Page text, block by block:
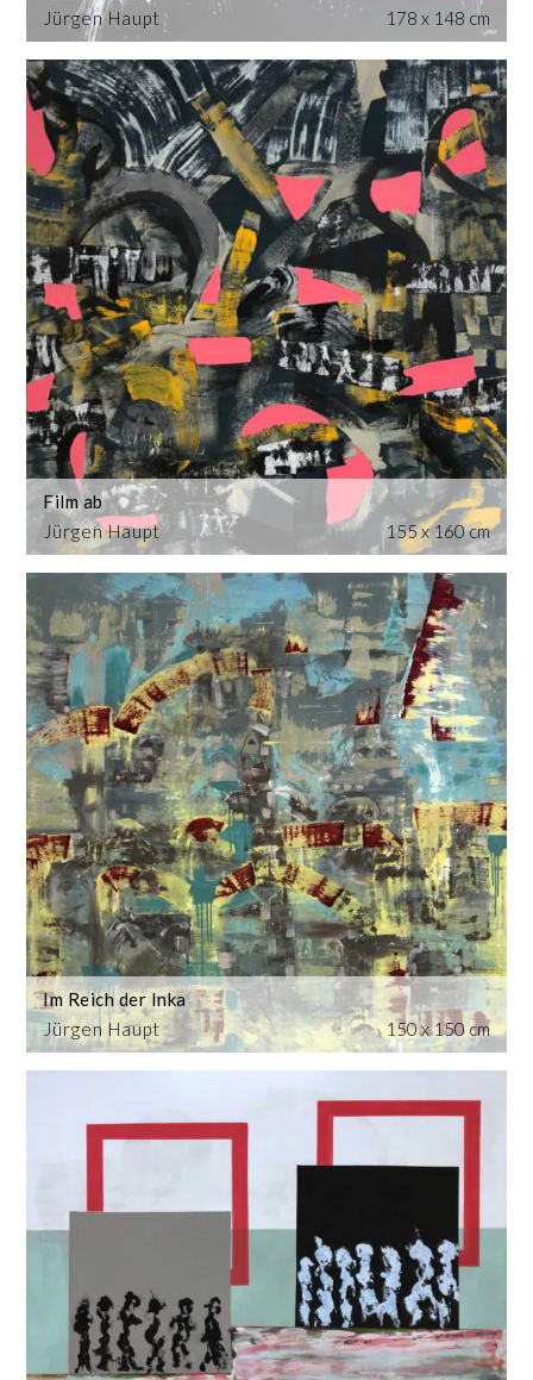
Jürgen Haupt
178 x 148 cm
Jürgen Haupt
Film ab
155 x 160 cm
Jürgen Haupt
Im Reich der Inka
150 x 150 cm